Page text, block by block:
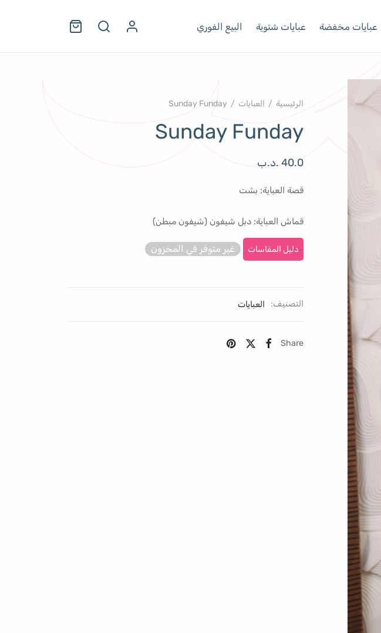
عبايات مخفضة عبايات شتوية البيع الفوري
الرئيسية / العبايات /
Sunday Funday
40.0 .د.ب
قصة العباية: بشت
قماش العباية: دبل شيفون (شيفون مبطن)
دليل المقاسات غير متوفر في المخزون
التصنيف: العبايات
Share